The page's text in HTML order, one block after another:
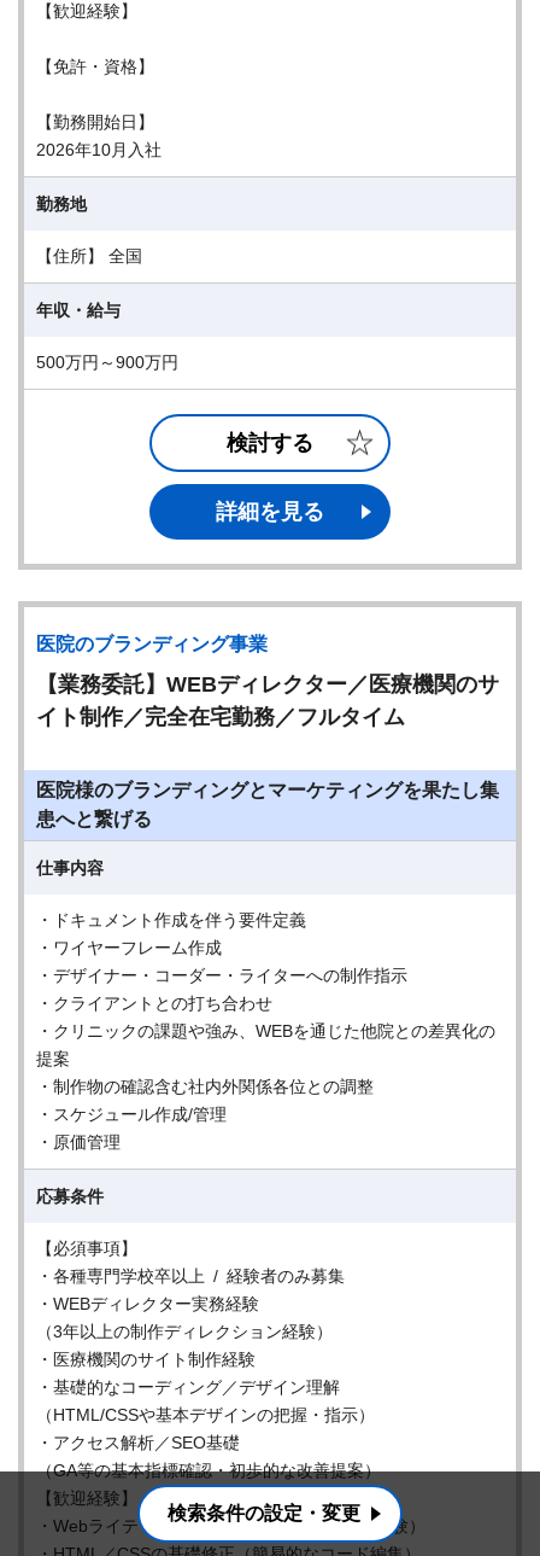
【歓迎経験】
【免許・資格】
【勤務開始日】
2026年10月入社
勤務地
【住所】 全国
年収・給与
500万円～900万円
検討する
詳細を見る
医院のブランディング事業
【業務委託】WEBディレクター／医療機関のサ
イト制作／完全在宅勤務／フルタイム
医院様のブランディングとマーケティングを果たし集
患へと繋げる
仕事内容
・ドキュメント作成を伴う要件定義
・ワイヤーフレーム作成
・デザイナー・コーダー・ライターへの制作指示
・クライアントとの打ち合わせ
・クリニックの課題や強み、WEBを通じた他院との差異化の
提案
・制作物の確認含む社内外関係各位との調整
・スケジュール作成/管理
・原価管理
応募条件
【必須事項】
・各種専門学校卒以上 / 経験者のみ募集
・WEBディレクター実務経験
（3年以上の制作ディレクション経験）
・医療機関のサイト制作経験
・基礎的なコーディング／デザイン理解
（HTML/CSSや基本デザインの把握・指示）
・アクセス解析／SEO基礎
（GA等の基本指標確認・初歩的な改善提案）
【歓迎経験】
・Webライティング（記事制作や原稿作成の経験）
検索条件の設定・変更